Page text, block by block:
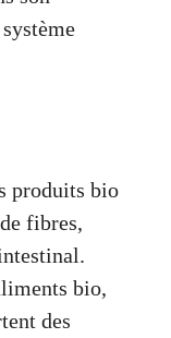
produits bio
fibres,
bio,
des